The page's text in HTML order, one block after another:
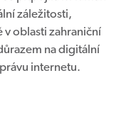
záležitosti,
v oblasti zahraniční
na digitální
internetu.